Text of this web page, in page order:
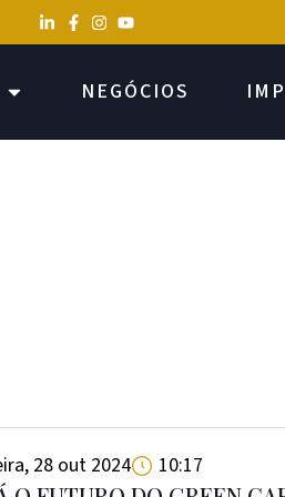
NEGÓCIOS
28 out 2024 10:17